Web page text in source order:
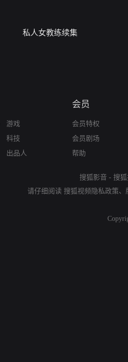
私人女教练续集
游戏
科技
出品人
会员
会员特权
会员剧场
帮助
搜狐影音 - 搜
请仔细阅读 搜狐视频隐私政策、